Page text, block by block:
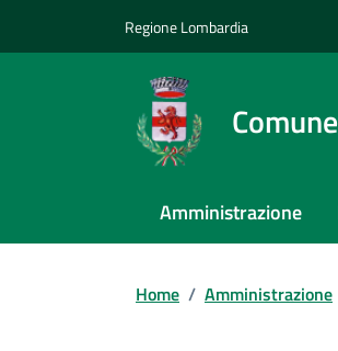
Regione Lombardia
Amministrazione
Home / Amministrazione